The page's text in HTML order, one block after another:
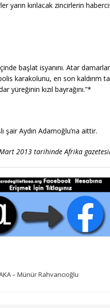
yarın kırılacak zincirlerin
başlat isyanını. Atar
karakolunu, en son kaldırım
yüreğinin kızıl bayrağını.”*
şair Aydın Adamoğlu’na aittir.
2013 tarihinde Afrika
– Münür Rahvancıoğlu